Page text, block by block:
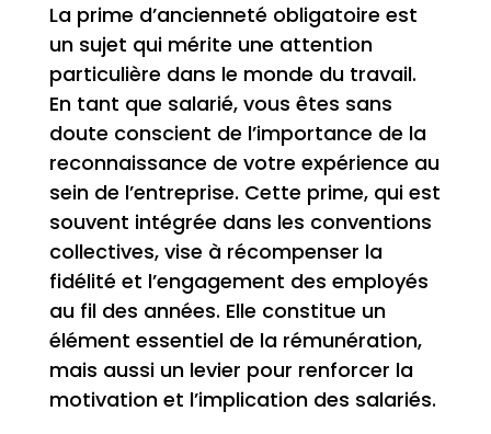
La prime d’ancienneté obligatoire est
un sujet qui mérite une attention
particulière dans le monde du travail.
En tant que salarié, vous êtes sans
doute conscient de l’importance de la
reconnaissance de votre expérience au
sein de l’entreprise. Cette prime, qui est
souvent intégrée dans les conventions
collectives, vise à récompenser la
fidélité et l’engagement des employés
au fil des années. Elle constitue un
élément essentiel de la rémunération,
mais aussi un levier pour renforcer la
motivation et l’implication des salariés.